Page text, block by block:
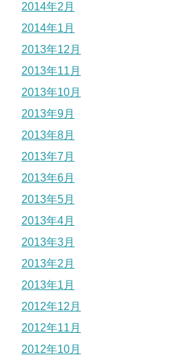
2014年2月
2014年1月
2013年12月
2013年11月
2013年10月
2013年9月
2013年8月
2013年7月
2013年6月
2013年5月
2013年4月
2013年3月
2013年2月
2013年1月
2012年12月
2012年11月
2012年10月